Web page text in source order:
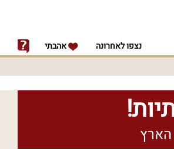
נצפו לאחרונה אהבתי